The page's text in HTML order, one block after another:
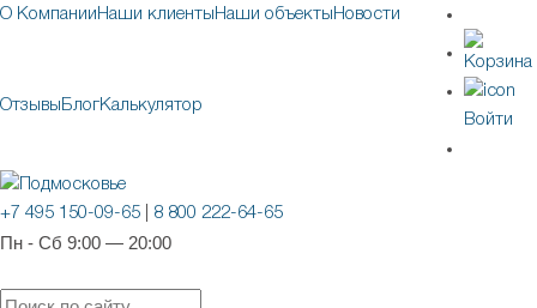
О Компании Наши клиенты Наши объекты Новости
Отзывы БлогКалькулятор
Войти
+7 495 150-09-65 8 800 222-64-65
Пн - Сб 9:00 — 20:00